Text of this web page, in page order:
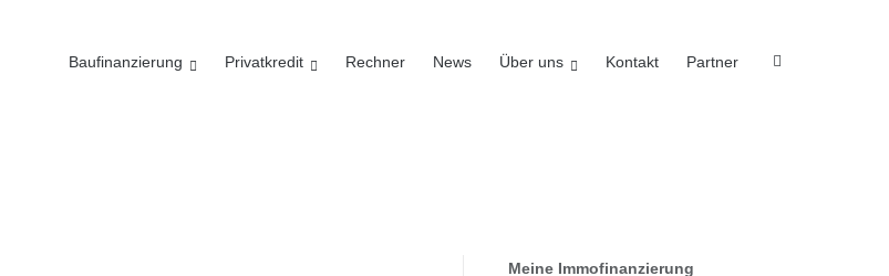
Baufinanzierung Privatkredit Rechner News Über uns Kontakt Partner
Meine Immofinanzierung